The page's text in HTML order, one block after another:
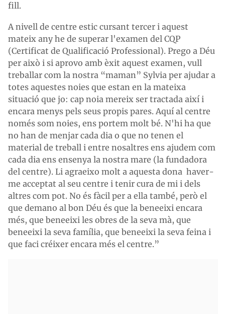
fill.
A nivell de centre estic cursant tercer i aquest
mateix any he de superar l'examen del CQP
(Certificat de Qualificació Professional). Prego a Déu
per això i si aprovo amb èxit aquest examen, vull
treballar com la nostra “maman” Sylvia per ajudar a
totes aquestes noies que estan en la mateixa
situació que jo: cap noia mereix ser tractada així i
encara menys pels seus propis pares. Aquí al centre
només som noies, ens portem molt bé. N'hi ha que
no han de menjar cada dia o que no tenen el
material de treball i entre nosaltres ens ajudem com
cada dia ens ensenya la nostra mare (la fundadora
del centre). Li agraeixo molt a aquesta dona haver-
me acceptat al seu centre i tenir cura de mi i dels
altres com pot. No és fàcil per a ella també, però el
que demano al bon Déu és que la beneeixi encara
més, que beneeixi les obres de la seva mà, que
beneeixi la seva família, que beneeixi la seva feina i
que faci créixer encara més el centre.”